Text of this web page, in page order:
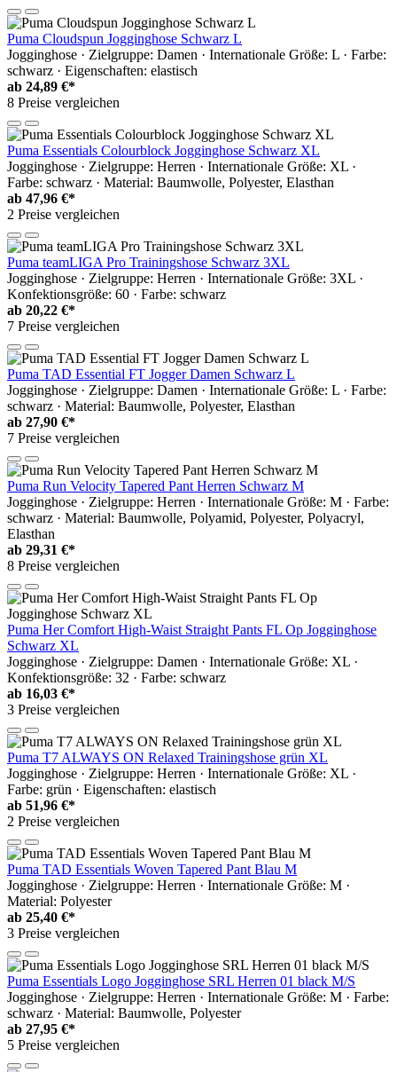
Puma Cloudspun Jogginghose Schwarz L
Jogginghose · Zielgruppe: Damen · Internationale Größe: L · Farbe:
schwarz · Eigenschaften: elastisch
ab 24,89 €*
8 Preise vergleichen
Puma Essentials Colourblock Jogginghose Schwarz XL
Jogginghose · Zielgruppe: Herren · Internationale Größe: XL ·
Farbe: schwarz · Material: Baumwolle, Polyester, Elasthan
ab 47,96 €*
2 Preise vergleichen
Puma teamLIGA Pro Trainingshose Schwarz 3XL
Jogginghose · Zielgruppe: Herren · Internationale Größe: 3XL ·
Konfektionsgröße: 60 · Farbe: schwarz
ab 20,22 €*
7 Preise vergleichen
Puma TAD Essential FT Jogger Damen Schwarz L
Jogginghose · Zielgruppe: Damen · Internationale Größe: L · Farbe:
schwarz · Material: Baumwolle, Polyester, Elasthan
ab 27,90 €*
7 Preise vergleichen
Puma Run Velocity Tapered Pant Herren Schwarz M
Jogginghose · Zielgruppe: Herren · Internationale Größe: M · Farbe:
schwarz · Material: Baumwolle, Polyamid, Polyester, Polyacryl,
Elasthan
ab 29,31 €*
8 Preise vergleichen
Puma Her Comfort High-Waist Straight Pants FL Op Jogginghose
Schwarz XL
Jogginghose · Zielgruppe: Damen · Internationale Größe: XL ·
Konfektionsgröße: 32 · Farbe: schwarz
ab 16,03 €*
3 Preise vergleichen
Puma T7 ALWAYS ON Relaxed Trainingshose grün XL
Jogginghose · Zielgruppe: Herren · Internationale Größe: XL ·
Farbe: grün · Eigenschaften: elastisch
ab 51,96 €*
2 Preise vergleichen
Puma TAD Essentials Woven Tapered Pant Blau M
Jogginghose · Zielgruppe: Herren · Internationale Größe: M ·
Material: Polyester
ab 25,40 €*
3 Preise vergleichen
Puma Essentials Logo Jogginghose SRL Herren 01 black M/S
Jogginghose · Zielgruppe: Herren · Internationale Größe: M · Farbe:
schwarz · Material: Baumwolle, Polyester
ab 27,95 €*
5 Preise vergleichen